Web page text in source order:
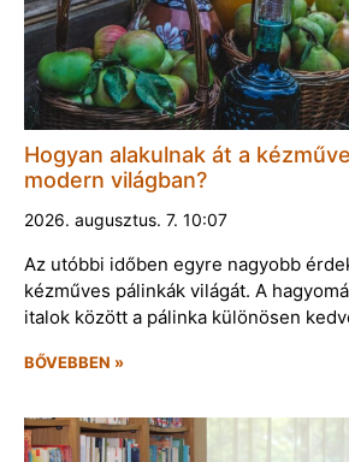
Hogyan alakulnak át a
modern világban?
2026. augusztus. 7. 10:07
Az utóbbi időben egyre nagyobb
kézműves pálinkák világát. A
italok között a pálinka különösen
BŐVEBBEN »